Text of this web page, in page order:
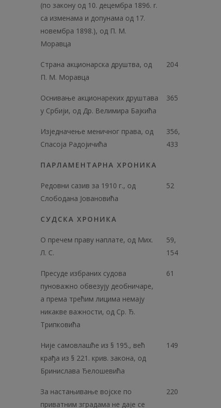
(пo закону од 10. децембра 1896. r.
са изменама и допунама од 17.
новембра 1898.), од П. М.
Моравца
Страна акционарска друштва, од
П. М. Моравца
204
Оснивање акционареких друштава
у Србији, од Др. Велимира Бајкића
365
Изједначење меничног права, од
Спасоја Радојичића
356,
433
ПАРЛАМЕНТАРНА ХРОНИКА
Редовни сазив за 1910 г., од
Слободана Јовановића
52
СУДСКА ХРОНИКА
О пречем праву наплате, од Мих.
Л. С.
59,
154
Пресуде избраних судова
пуноважно обвезују деобничаре,
а према трећим лицима немају
никакве важности, од Ср. Ђ.
Трипковића
61
Није самовлашће из § 195., већ
крађа из § 221. крив. закона, од
Бринислава Ђелошевића
149
За настањивање војске по
приватним зградама не даје се
220